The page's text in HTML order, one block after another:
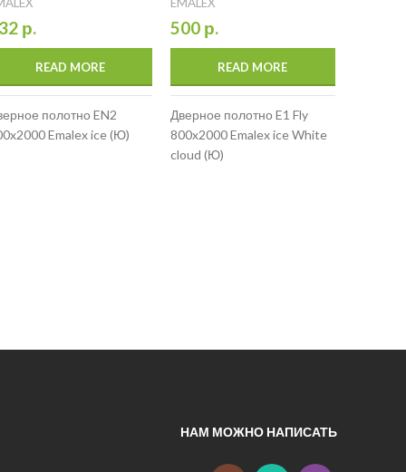
р.
READ MORE
полотно EN2
Emalex ice (Ю)
500 р.
READ MORE
Дверное полотно E1 Fly
800x2000 Emalex ice White
cloud (Ю)
НАМ МОЖНО НАПИСАТЬ